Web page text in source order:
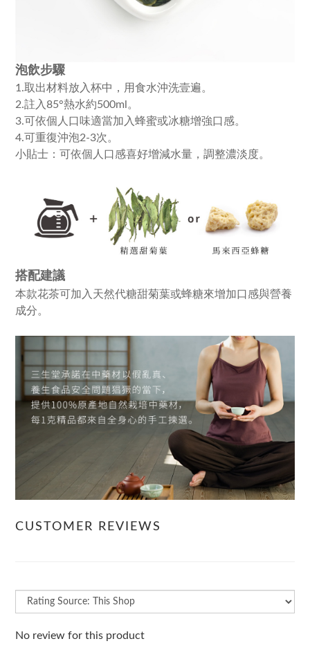
泡飲步驟
1.取出材料放入杯中，用食水沖洗壹遍。
2.註入85°熱水約500ml。
3.可依個人口味適當加入蜂蜜或冰糖增強口感。
4.可重復沖泡2-3次。
小貼士：可依個人口感喜好增減水量，調整濃淡度。
搭配建議
本款花茶可加入天然代糖甜菊葉或蜂糖來增加口感與營養
成分。
CUSTOMER REVIEWS
No review for this product